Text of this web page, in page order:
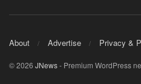
About Advertise Privacy &
© 2026 JNews- Premium WordPress